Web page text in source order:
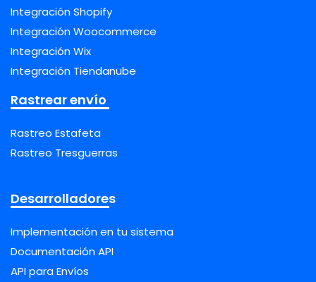
Integración Shopify
Integración Woocommerce
Integración Wix
Integración Tiendanube
Rastrear envío
Rastreo Estafeta
Rastreo Tresguerras
Desarrolladores
Implementación en tu sistema
Documentación API
API para Envíos